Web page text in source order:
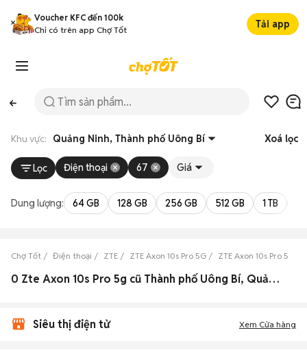
Voucher KFC đến 100k
Chỉ có trên app Chợ Tốt
Tải app
Khu vực: Quảng Ninh, Thành phố Uông Bí Xoá lọc
Lọc Điện thoại 67 Giá
Dung lượng: 64 GB 128 GB 256 GB 512 GB 1 TB
Chợ Tốt Điện thoại ZTE ZTE Axon 10s Pro 5G ZTE Axon 10s Pro 5G
0 Zte Axon 10s Pro 5g cũ Thành phố Uông Bí, Quảng Ninh đẹp
Siêu thị điện tử Xem Cửa hàng